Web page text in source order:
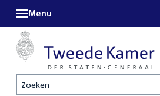
Zoeken
Menu